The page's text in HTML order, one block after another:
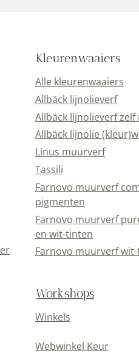
Kleurenwaaiers
Alle kleurenwaaiers
Allbäck lijnolieverf
Allbäck lijnolieverf zelf
Allbäck lijnolie
Linus muurverf
Tassili
Farnovo muurverf
pigmenten
Farnovo muurverf
en wit-tinten
Farnovo muurverf
Workshops
Winkels
Webwinkel Keur